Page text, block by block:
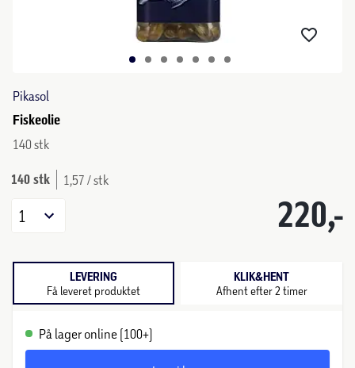
Pikasol
Fiskeolie
140 stk
140 stk 1,57 / stk
220,-
1
LEVERING
Få leveret produktet
KLIK&HENT
Afhent efter 2 timer
På lager online (100+)